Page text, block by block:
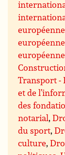
européenne
européenne
européenne
Transport -
et de
des
notarial,
du sport,
culture,